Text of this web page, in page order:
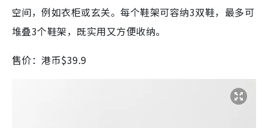
空间，例如衣柜或玄关。每个鞋架可容纳3双鞋，最多可
堆叠3个鞋架，既实用又方便收纳。
售价：港币$39.9